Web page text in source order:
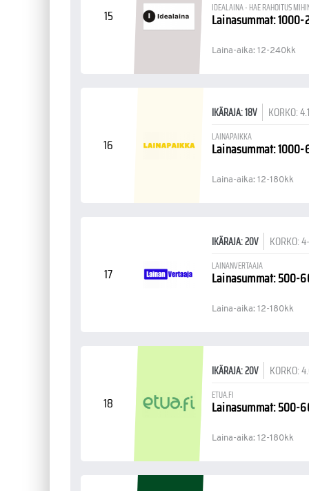
15 IDEALAINA - HAE RAHOITUS
Lainasummat:
Laina-aika: 12-240kk
16
IKÄRAJA: 18V KORKO:
LAINAPAIKKA
Lainasummat:
Laina-aika: 12-180kk
17
IKÄRAJA: 20V KORKO:
LAINANVERTAAJA
Lainasummat: 500-
Laina-aika: 12-180kk
18
IKÄRAJA: 20V KORKO:
ETUA.FI
Lainasummat: 500-
Laina-aika: 12-180kk